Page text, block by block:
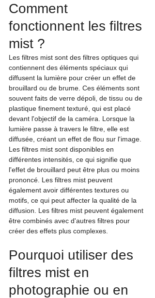
Comment
fonctionnent les filtres
mist ?
Les filtres mist sont des filtres optiques qui
contiennent des éléments spéciaux qui
diffusent la lumière pour créer un effet de
brouillard ou de brume. Ces éléments sont
souvent faits de verre dépoli, de tissu ou de
plastique finement texturé, qui est placé
devant l'objectif de la caméra. Lorsque la
lumière passe à travers le filtre, elle est
diffusée, créant un effet de flou sur l'image.
Les filtres mist sont disponibles en
différentes intensités, ce qui signifie que
l'effet de brouillard peut être plus ou moins
prononcé. Les filtres mist peuvent
également avoir différentes textures ou
motifs, ce qui peut affecter la qualité de la
diffusion. Les filtres mist peuvent également
être combinés avec d'autres filtres pour
créer des effets plus complexes.
Pourquoi utiliser des
filtres mist en
photographie ou en